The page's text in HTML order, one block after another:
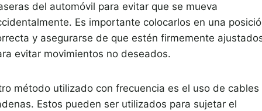
del automóvil para evitar que se mueva
Es importante colocarlos en una
y asegurarse de que estén firmemente
evitar movimientos no deseados.
método utilizado con frecuencia es el uso de cables
Estos pueden ser utilizados para sujetar el